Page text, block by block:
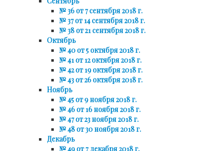
№ 36 от 7 сентября 2018 г.
№ 37 от 14 сентября 2018 г.
№ 38 от 21 сентября 2018 г.
Октябрь
№ 40 от 5 октября 2018 г.
№ 41 от 12 октября 2018 г.
№ 42 от 19 октября 2018 г.
№ 43 от 26 октября 2018 г.
Ноябрь
№ 45 от 9 ноября 2018 г.
№ 46 от 16 ноября 2018 г.
№ 47 от 23 ноября 2018 г.
№ 48 от 30 ноября 2018 г.
Декабрь
№ 49 от 7 декабря 2018 г.